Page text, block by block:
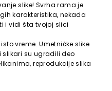
slike! Svrha rama je
karakteristika, nekada
i vidi šta tvojoj slici
vreme. Umetničke slike
slikari su ugradili deo
reprodukcije slika